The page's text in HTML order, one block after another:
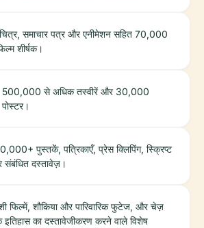
समाचार पत्र और एनीमेशन सहित 70,000
शीर्षक।
500,000 से अधिक तस्वीरें और 30,000
पोस्टर।
पुस्तकें, पत्रिकाएँ, प्रेस क्लिपिंग, स्क्रिप्ट
संबंधित दस्तावेज़।
फिल्में, शौकिया और पारिवारिक फुटेज, और चेज़
इतिहास का दस्तावेजीकरण करने वाले विशेष